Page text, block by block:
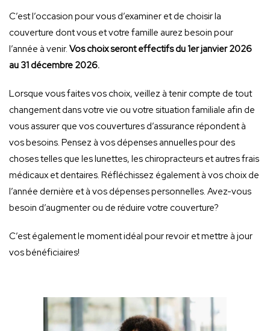
C’est l’occasion pour vous d’examiner et de choisir la
couverture dont vous et votre famille aurez besoin pour
l’année à venir. Vos choix seront effectifs du 1er janvier 2026
au 31 décembre 2026.
Lorsque vous faites vos choix, veillez à tenir compte de tout
changement dans votre vie ou votre situation familiale afin de
vous assurer que vos couvertures d’assurance répondent à
vos besoins. Pensez à vos dépenses annuelles pour des
choses telles que les lunettes, les chiropracteurs et autres frais
médicaux et dentaires. Réfléchissez également à vos choix de
l’année dernière età vos dépenses personnelles. Avez-vous
besoin d’augmenter ou de réduire votre couverture?
C’est également le moment idéal pour revoir et mettre à jour
vos bénéficiaires!